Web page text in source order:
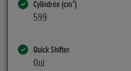
Cylindrée (cm³)
599
Quick Shifter
Oui